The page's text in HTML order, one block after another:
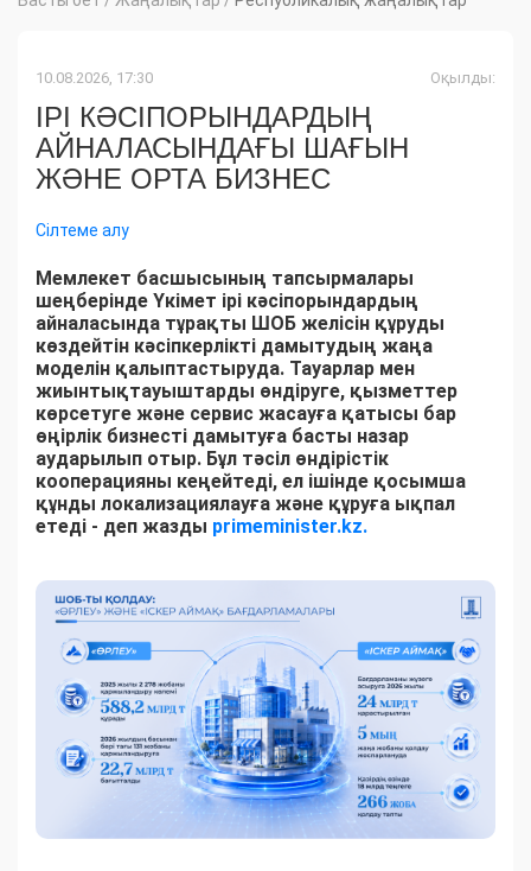
10.08.2026, 17:30 Оқылды:
ІРІ КӘСІПОРЫНДАРДЫҢ
АЙНАЛАСЫНДАҒЫ ШАҒЫН
ЖӘНЕ ОРТА БИЗНЕС
Сілтеме алу
Мемлекет басшысының тапсырмалары
шеңберінде Үкімет ірі кәсіпорындардың
айналасында тұрақты ШОБ желісін құруды
көздейтін кәсіпкерлікті дамытудың жаңа
моделін қалыптастыруда. Тауарлар мен
жиынтықтауыштарды өндіруге, қызметтер
көрсетуге және сервис жасауға қатысы бар
өңірлік бизнесті дамытуға басты назар
аударылып отыр. Бұл тәсіл өндірістік
кооперацияны кеңейтеді, ел ішінде қосымша
құнды локализациялауға және құруға ықпал
етеді - деп жазды primeminister.kz.